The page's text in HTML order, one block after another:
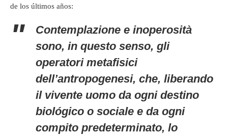
de los últimos años:
Contemplazione e inoperosità
sono, in questo senso, gli
operatori metafisici
dell’antropogenesi, che, liberando
il vivente uomo da ogni destino
biológico o sociale e da ogni
compito predeterminato, lo